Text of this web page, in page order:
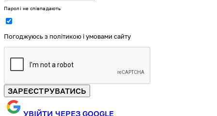
Паролі не співпадають
Погоджуюсь з політикою і умовами сайту
ЗАРЕЄСТРУВАТИСЬ
УВІЙТИ ЧЕРЕЗ GOOGLE